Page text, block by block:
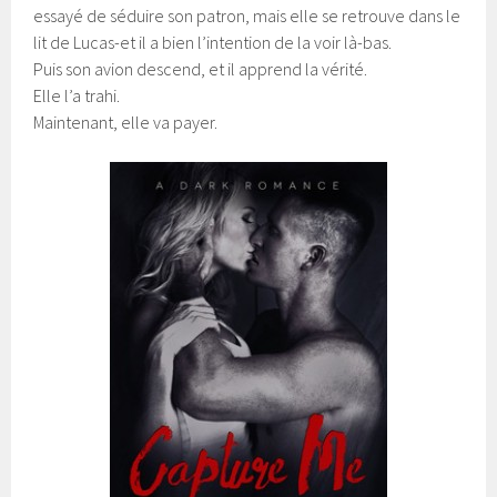
essayé de séduire son patron, mais elle se retrouve dans le
lit de Lucas-et il a bien l’intention de la voir là-bas.
Puis son avion descend, et il apprend la vérité.
Elle l’a trahi.
Maintenant, elle va payer.